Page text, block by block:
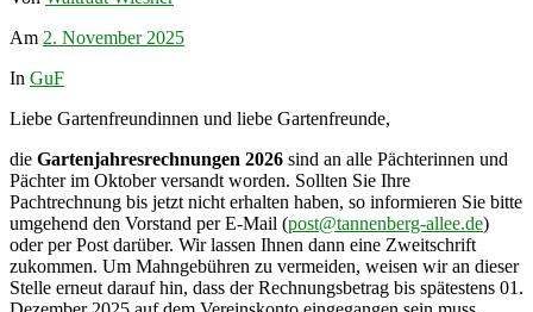
Am 2. November 2025
In GuF
Liebe Gartenfreundinnen und liebe Gartenfreunde,
die Gartenjahresrechnungen 2026 sind an alle Pächterinnen und
Pächter im Oktober versandt worden. Sollten Sie Ihre
Pachtrechnung bis jetzt nicht erhalten haben, so informieren Sie bitte
umgehend den Vorstand per E-Mail (post@tannenberg-allee.de)
oder per Post darüber. Wir lassen Ihnen dann eine Zweitschrift
zukommen. Um Mahngebühren zu vermeiden, weisen wir an dieser
Stelle erneut darauf hin, dass der Rechnungsbetrag bis spätestens 01.